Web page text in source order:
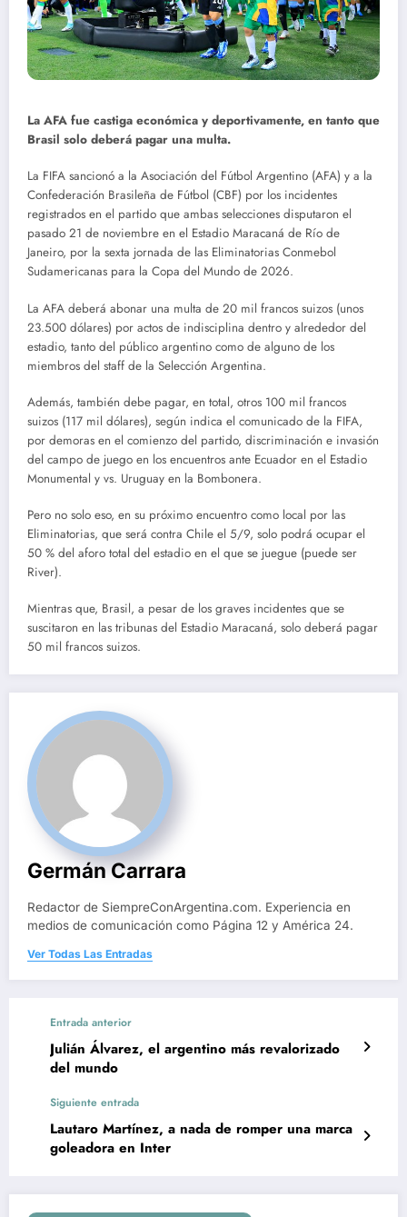
La AFA fue castiga económica y deportivamente, en tanto que
Brasil solo deberá pagar una multa.
La FIFA sancionó a la Asociación del Fútbol Argentino (AFA) y a la
Confederación Brasileña de Fútbol (CBF) por los incidentes
registrados en el partido que ambas selecciones disputaron el
pasado 21 de noviembre en el Estadio Maracaná de Río de
Janeiro, por la sexta jornada de las Eliminatorias Conmebol
Sudamericanas para la Copa del Mundo de 2026.
La AFA deberá abonar una multa de 20 mil francos suizos (unos
23.500 dólares) por actos de indisciplina dentro y alrededor del
estadio, tanto del público argentino como de alguno de los
miembros del staff de la Selección Argentina.
Además, también debe pagar, en total, otros 100 mil francos
suizos (117 mil dólares), según indica el comunicado de la FIFA,
por demoras en el comienzo del partido, discriminación e invasión
del campo de juego en los encuentros ante Ecuador en el Estadio
Monumental y vs. Uruguay en la Bombonera.
Pero no solo eso, en su próximo encuentro como local por las
Eliminatorias, que será contra Chile el 5/9, solo podrá ocupar el
50 % del aforo total del estadio en el que se juegue (puede ser
River).
Mientras que, Brasil, a pesar de los graves incidentes que se
suscitaron en las tribunas del Estadio Maracaná, solo deberá pagar
50 mil francos suizos.
Germán Carrara
Redactor de SiempreConArgentina.com. Experiencia en
medios de comunicación como Página 12 y América 24.
Ver Todas Las Entradas
Entrada anterior
Julián Álvarez, el argentino más revalorizado
del mundo
Siguiente entrada
Lautaro Martínez, a nada de romper una marca
goleadora en Inter